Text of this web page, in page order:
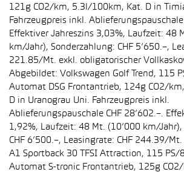
121g CO2/km, 5.3l/100km, Kat. D in
Fahrzeugpreis inkl. Ablieferungspauschale
Effektiver Jahreszins 3,03%, Laufzeit: 48
km/Jahr), Sonderzahlung: CHF 5’650.–,
221.85/Mt. exkl. obligatorischer
Abgebildet: Volkswagen Golf Trend, 115
Automat DSG Frontantrieb, 124g CO2/
D in Uranograu Uni. Fahrzeugpreis inkl.
Ablieferungspauschale CHF 28’602.–.
1,92%, Laufzeit: 48 Mt. (10’000 km/Jahr),
CHF 6’500.–, Leasingrate: CHF 244.39/
A1 Sportback 30 TFSI Attraction, 115 PS/
Automat S-tronic Frontantrieb, 125g